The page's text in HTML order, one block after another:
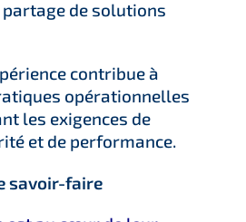
de solutions
contribue à
opérationnelles
les exigences de
et de performance.
savoir-faire